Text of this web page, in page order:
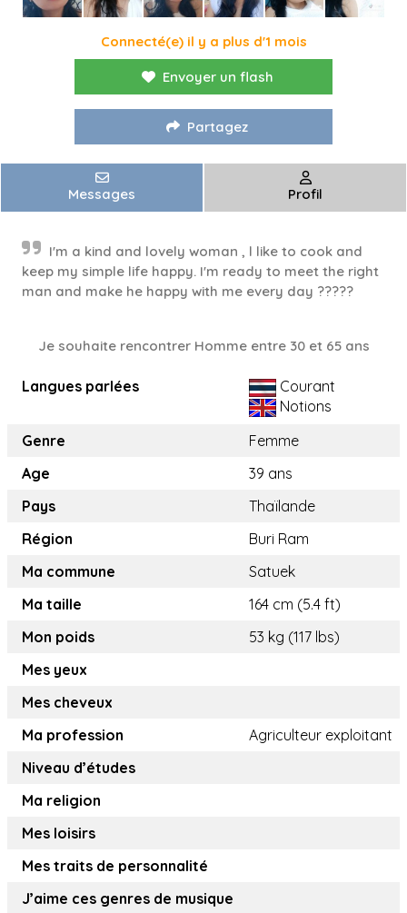
Connecté(e) il y a plus d'1 mois
Envoyer un flash
Partagez
Messages Profil
I'm a kind and lovely woman , l like to cook and
keep my simple life happy. I'm ready to meet the right
man and make he happy with me every day ?????
Je souhaite rencontrer Homme entre 30 et 65 ans
Langues parlées
Courant
Notions
Genre
Femme
Age
39 ans
Pays
Thaïlande
Région
Buri Ram
Ma commune
Satuek
Ma taille
164 cm (5.4 ft)
Mon poids
53 kg (117 lbs)
Mes yeux
Mes cheveux
Ma profession
Agriculteur exploitant
Niveau d’études
Ma religion
Mes loisirs
Mes traits de personnalité
J’aime ces genres de musique